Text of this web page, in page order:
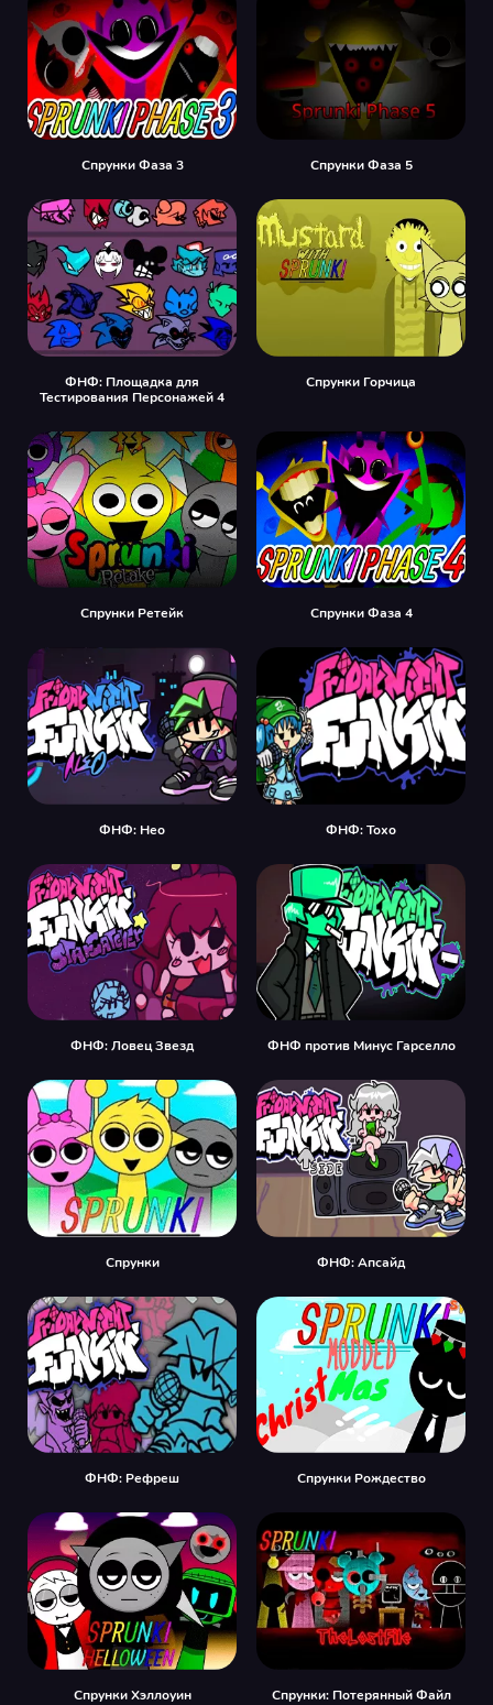
Спрунки Фаза 3 Спрунки Фаза 5
ФНФ: Площадка для
Тестирования Персонажей 4
Спрунки Горчица
Спрунки Ретейк Спрунки Фаза 4
ФНФ: Нео ФНФ: Тохо
ФНФ: Ловец Звезд ФНФ против Минус Гарселло
Спрунки ФНФ: Апсайд
ФНФ: Рефреш Спрунки Рождество
Спрунки Хэллоуин Спрунки: Потерянный Файл